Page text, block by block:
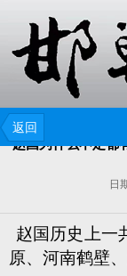
返回
赵国为什么不定都
日
赵国历史上一
原、河南鹤壁